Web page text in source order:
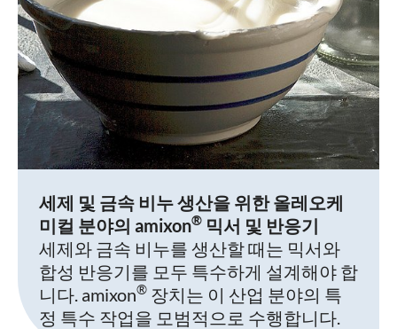
세제 및 금속 비누 생산을 위한 올레오케
미컬 분야의 amixon® 믹서 및 반응기
세제와 금속 비누를 생산할 때는 믹서와
합성 반응기를 모두 특수하게 설계해야 합
니다. amixon® 장치는 이 산업 분야의 특
정 특수 작업을 모범적으로 수행합니다.